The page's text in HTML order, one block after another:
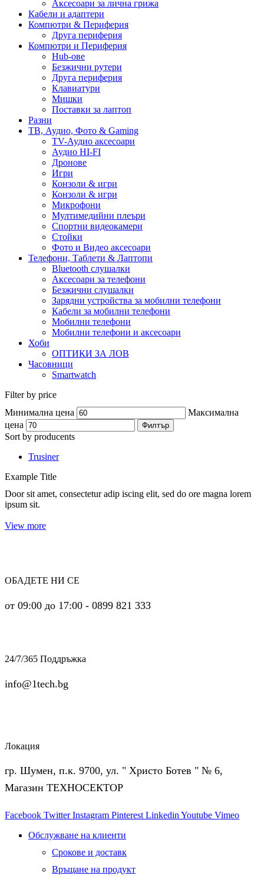
Аксесоари за лична грижа
Кабели и адаптери
Компютри & Периферия
Друга периферия
Компютри и Периферия
Hub-ове
Безжични рутери
Друга периферия
Клавиатури
Мишки
Поставки за лаптоп
Разни
ТВ, Аудио, Фото & Gaming
TV-Аудио аксесоари
Аудио HI-FI
Дронове
Игри
Конзоли & игри
Конзоли & игри
Микрофони
Мултимедийни плеъри
Спортни видеокамери
Стойки
Фото и Видео аксесоари
Телефони, Таблети & Лаптопи
Bluetooth слушалки
Аксесоари за телефони
Безжични слушалки
Зарядни устройства за мобилни телефони
Кабели за мобилни телефони
Мобилни телефони
Мобилни телефони и аксесоари
Хоби
ОПТИКИ ЗА ЛОВ
Часовници
Smartwatch
Filter by price
Минимална цена
Максимална
цена
Филтър
Sort by producents
Trusiner
Example Title
Door sit amet, consectetur adip iscing elit, sed do ore magna lorem
ipsum sit.
View more
ОБАДЕТЕ НИ СЕ
от 09:00 до 17:00 - 0899 821 333
24/7/365 Поддръжка
info@1tech.bg
Локация
гр. Шумен, п.к. 9700, ул. " Христо Ботев " № 6,
Магазин ТЕХНОСЕКТОР
Facebook Twitter Instagram Pinterest Linkedin Youtube Vimeo
Обслужване на клиенти
Срокове и доставк
Връщане на продукт